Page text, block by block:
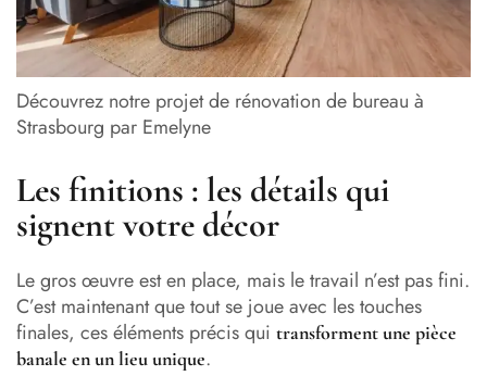
Découvrez notre projet de rénovation de bureau à
Strasbourg par Emelyne
Les finitions : les détails qui
signent votre décor
Le gros œuvre est en place, mais le travail n’est pas fini.
C’est maintenant que tout se joue avec les touches
finales, ces éléments précis qui transforment une pièce
banale en un lieu unique.